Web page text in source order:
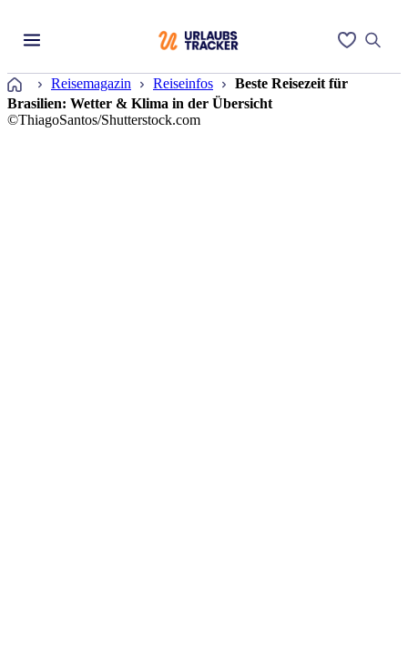
Startseite
Reisemagazin Reiseinfos
Beste Reisezeit für
Brasilien: Wetter & Klima in der Übersicht
©ThiagoSantos/Shutterstock.com